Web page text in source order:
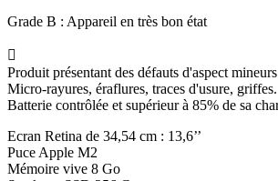
Grade B : Appareil en très bon état

Produit présentant des défauts d'aspect
Micro-rayures, éraflures, traces d'usure, griffes.
Batterie contrôlée et supérieur à 85% de sa
Ecran Retina de 34,54 cm : 13,6’’
Puce Apple M2
Mémoire vive 8 Go